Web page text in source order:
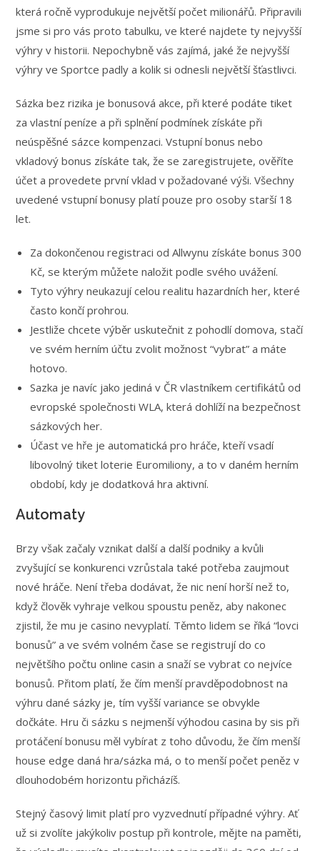
která ročně vyprodukuje největší počet milionářů. Připravili
jsme si pro vás proto tabulku, ve které najdete ty nejvyšší
výhry v historii. Nepochybně vás zajímá, jaké že nejvyšší
výhry ve Sportce padly a kolik si odnesli největší šťastlivci.
Sázka bez rizika je bonusová akce, při které podáte tiket
za vlastní peníze a při splnění podmínek získáte při
neúspěšné sázce kompenzaci. Vstupní bonus nebo
vkladový bonus získáte tak, že se zaregistrujete, ověříte
účet a provedete první vklad v požadované výši. Všechny
uvedené vstupní bonusy platí pouze pro osoby starší 18
let.
Za dokončenou registraci od Allwynu získáte bonus 300
Kč, se kterým můžete naložit podle svého uvážení.
Tyto výhry neukazují celou realitu hazardních her, které
často končí prohrou.
Jestliže chcete výběr uskutečnit z pohodlí domova, stačí
ve svém herním účtu zvolit možnost “vybrat” a máte
hotovo.
Sazka je navíc jako jediná v ČR vlastníkem certifikátů od
evropské společnosti WLA, která dohlíží na bezpečnost
sázkových her.
Účast ve hře je automatická pro hráče, kteří vsadí
libovolný tiket loterie Euromiliony, a to v daném herním
období, kdy je dodatková hra aktivní.
Automaty
Brzy však začaly vznikat další a další podniky a kvůli
zvyšující se konkurenci vzrůstala také potřeba zaujmout
nové hráče. Není třeba dodávat, že nic není horší než to,
když člověk vyhraje velkou spoustu peněz, aby nakonec
zjistil, že mu je casino nevyplatí. Těmto lidem se říká “lovci
bonusů” a ve svém volném čase se registrují do co
největšího počtu online casin a snaží se vybrat co nejvíce
bonusů. Přitom platí, že čím menší pravděpodobnost na
výhru dané sázky je, tím vyšší variance se obvykle
dočkáte. Hru či sázku s nejmenší výhodou casina by sis při
protáčení bonusu měl vybírat z toho důvodu, že čím menší
house edge daná hra/sázka má, o to menší počet peněz v
dlouhodobém horizontu přicházíš.
Stejný časový limit platí pro vyzvednutí případné výhry. Ať
už si zvolíte jakýkoliv postup při kontrole, mějte na paměti,